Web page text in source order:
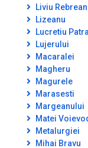
Liviu
Lizeanu
Lucretiu
Lujerului
Macaralei
Magheru
Magurele
Marasesti
Margeanului
Matei
Metalurgiei
Mihai Bravu